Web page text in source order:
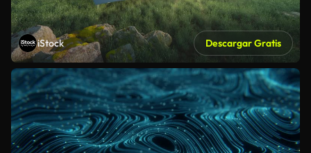
iStock Descargar Gratis